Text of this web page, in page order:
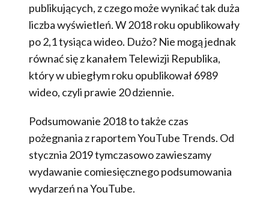
publikujących, z czego może wynikać tak duża
liczba wyświetleń. W 2018 roku opublikowały
po 2,1 tysiąca wideo. Dużo? Nie mogą jednak
równać się z kanałem Telewizji Republika,
który w ubiegłym roku opublikował 6989
wideo, czyli prawie 20 dziennie.
Podsumowanie 2018 to także czas
pożegnania z raportem YouTube Trends. Od
stycznia 2019 tymczasowo zawieszamy
wydawanie comiesięcznego podsumowania
wydarzeń na YouTube.